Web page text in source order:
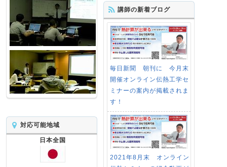
講師の新着ブログ
毎日新聞 朝刊に 今月末
開催オンライン伝熱工学セ
ミナーの案内が掲載されま
す！
2021年8月末 オンライン
対応可能地域
日本全国